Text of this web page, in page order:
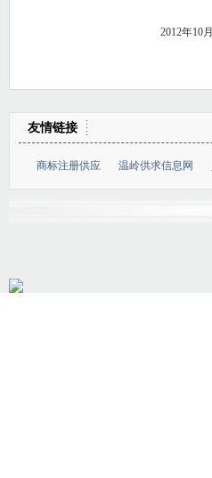
2012年10月
友情链接
商标注册供应 温岭供求信息网